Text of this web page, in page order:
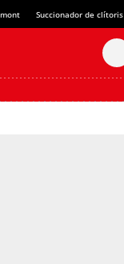
Succionador de clítoris